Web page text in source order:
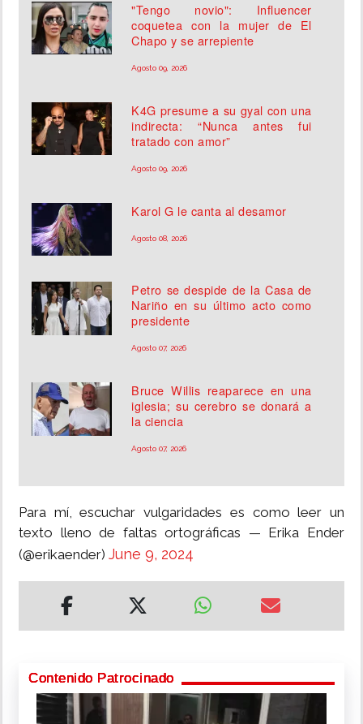
"Tengo novio": Influencer
coquetea con la mujer de El
Chapo y se arrepiente
Agosto 09, 2026
K4G presume a su gyal con una
indirecta: “Nunca antes fui
tratado con amor”
Agosto 09, 2026
Karol G le canta al desamor
Agosto 08, 2026
Petro se despide de la Casa de
Nariño en su último acto como
presidente
Agosto 07, 2026
Bruce Willis reaparece en una
iglesia; su cerebro se donará a
la ciencia
Agosto 07, 2026
Para mí, escuchar vulgaridades es como leer un
texto lleno de faltas ortográficas — Erika Ender
(@erikaender) June 9, 2024
Contenido Patrocinado